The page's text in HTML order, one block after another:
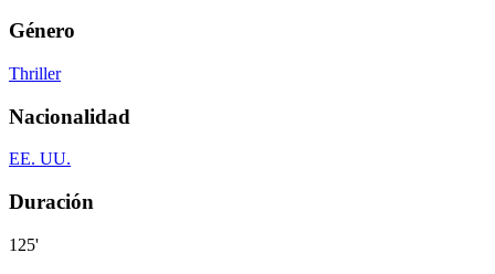
Género
Thriller
Nacionalidad
EE. UU.
Duración
125'